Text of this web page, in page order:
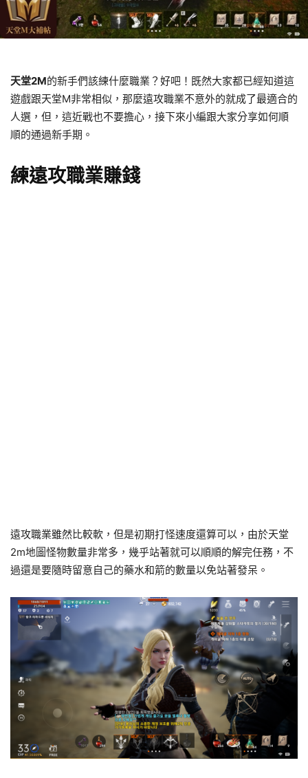
天堂2M的新手們該練什麼職業？好吧！既然大家都已經知道這
遊戲跟天堂M非常相似，那麼遠攻職業不意外的就成了最適合的
人選，但，這近戰也不要擔心，接下來小編跟大家分享如何順
順的通過新手期。
練遠攻職業賺錢
遠攻職業雖然比較軟，但是初期打怪速度還算可以，由於天堂
2m地圖怪物數量非常多，幾乎站著就可以順順的解完任務，不
過還是要隨時留意自己的藥水和箭的數量以免站著發呆。